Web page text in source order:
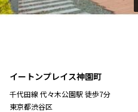
イートンプレイス神園町
千代田線 代々木公園駅 徒歩7分
東京都渋谷区